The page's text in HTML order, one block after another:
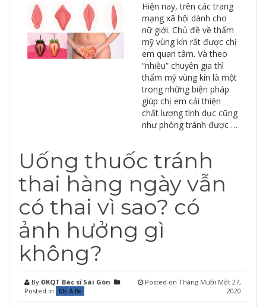
Hiện nay, trên các trang
mạng xã hội dành cho
nữ giới. Chủ đề về thẩm
mỹ vùng kín rất được chị
em quan tâm. Và theo
“nhiều” chuyên gia thì
thẩm mỹ vùng kín là một
trong những biện pháp
giúp chị em cải thiện
chất lượng tình dục cũng
như phòng tránh được …
Uống thuốc tránh
thai hàng ngày vẫn
có thai vì sao? có
ảnh hưởng gì
không?
By ĐKQT Bác sĩ Sài Gòn
Posted in
Mẹ & Bé
Posted on Tháng Mười Một 27,
2020